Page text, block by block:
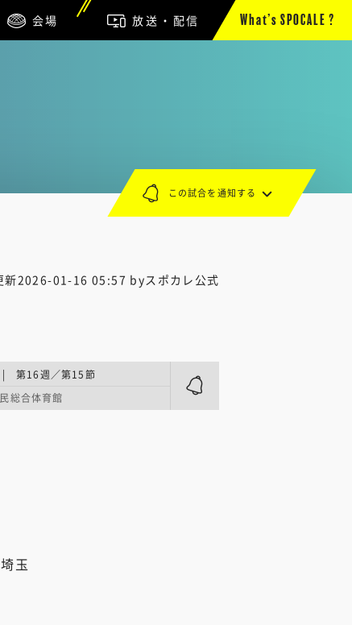
会場 放送・配信 What’s SPOCALE ?
新2026-01-16 05:57 byスポカレ公式
第16週／第15節
総合体育館
玉
この試合を通知する